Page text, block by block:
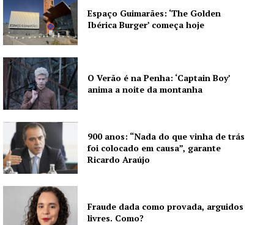
Espaço Guimarães: ‘The Golden
Ibérica Burger’ começa hoje
O Verão é na Penha: ‘Captain Boy’
anima a noite da montanha
900 anos: “Nada do que vinha de trás
foi colocado em causa”, garante
Ricardo Araújo
Fraude dada como provada, arguidos
livres. Como?